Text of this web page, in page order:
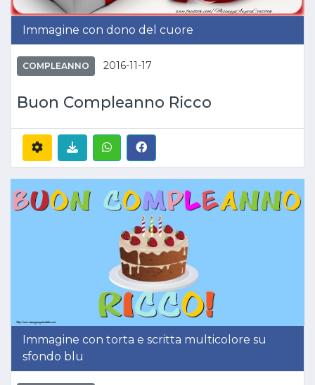
Immagine con dono del cuore
COMPLEANNO 2016-11-17
Buon Compleanno Ricco
Immagine con torta e scritta multicolore su
sfondo blu